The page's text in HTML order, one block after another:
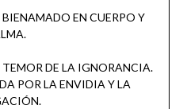
EN CUERPO Y
DE LA IGNORANCIA.
POR LA ENVIDIA Y LA